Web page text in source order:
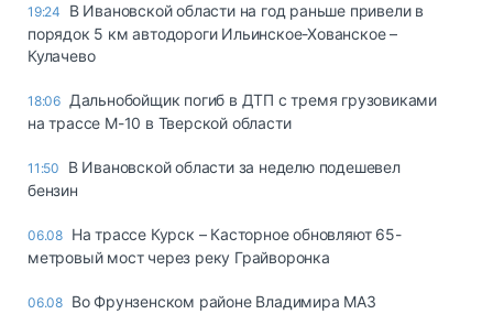
19:24
В Ивановской области на год раньше привели в
порядок 5 км автодороги Ильинское-Хованское –
Кулачево
18:06 Дальнобойщик погиб в ДТП с тремя грузовиками
на трассе М-10 в Тверской области
11:50
В Ивановской области за неделю подешевел
бензин
06.08 На трассе Курск – Касторное обновляют 65-
метровый мост через реку Грайворонка
06.08 Во Фрунзенском районе Владимира МАЗ